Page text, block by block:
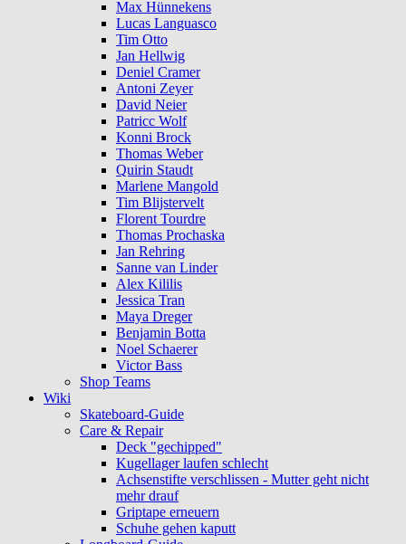
Max Hünnekens
Lucas Languasco
Tim Otto
Jan Hellwig
Deniel Cramer
Antoni Zeyer
David Neier
Patricc Wolf
Konni Brock
Thomas Weber
Quirin Staudt
Marlene Mangold
Tim Blijstervelt
Florent Tourdre
Thomas Prochaska
Jan Rehring
Sanne van Linder
Alex Kililis
Jessica Tran
Maya Dreger
Benjamin Botta
Noel Schaerer
Victor Bass
Shop Teams
Wiki
Skateboard-Guide
Care & Repair
Deck "gechipped"
Kugellager laufen schlecht
Achsenstifte verschlissen - Mutter geht nicht
mehr drauf
Griptape erneuern
Schuhe gehen kaputt